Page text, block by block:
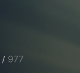
/ 977